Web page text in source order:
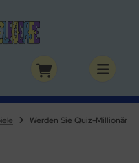
Werden Sie Quiz-Millionär